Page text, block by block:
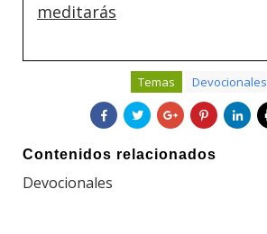
meditarás
Temas Devocionales
Contenidos relacionados
Devocionales